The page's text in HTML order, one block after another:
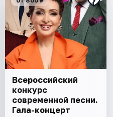
Всероссийский
конкурс
современной песни.
Гала-концерт